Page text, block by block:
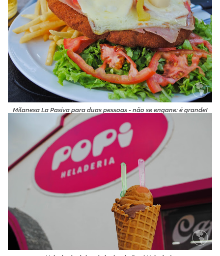
Milanesa La Pasiva para duas pessoas - não se engane: é grande!